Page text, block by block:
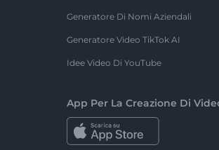
Generatore Di Nomi Aziendali
Generatore Video TikTok AI
Idee Video Di YouTube
App Per La Creazione Di